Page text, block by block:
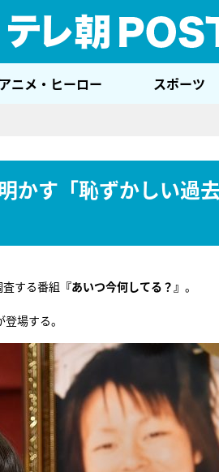
アニメ・ヒーロー スポーツ
かす「恥ずかしい過去
する番組 『あいつ今何してる？』 。
場する。
『アイ＝
E齋藤樹
ビュー